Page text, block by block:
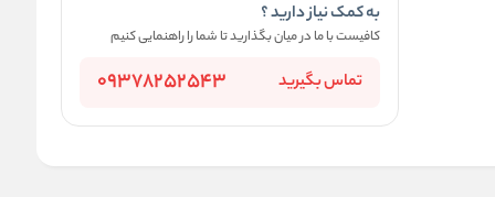
به کمک نیاز دارید ؟
کافیست با ما در میان بگذارید تا شما را راهنمایی کنیم
تماس بگیرید 09378252543